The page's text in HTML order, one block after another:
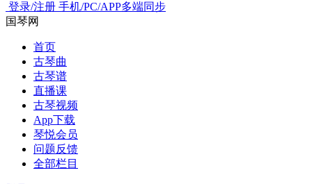
登录/注册 手机/PC/APP多端同步
国琴网
首页
古琴曲
古琴谱
直播课
古琴视频
App下载
琴悦会员
问题反馈
全部栏目